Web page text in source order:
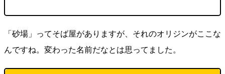
「砂場」ってそば屋がありますが、それのオリジンがここな
んですね。変わった名前だなとは思ってました。